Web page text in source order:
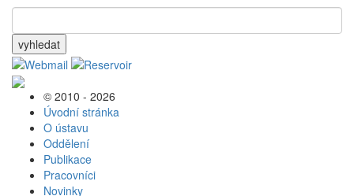
vyhledat
© 2010 - 2026
Úvodní stránka
O ústavu
Oddělení
Publikace
Pracovníci
Novinky